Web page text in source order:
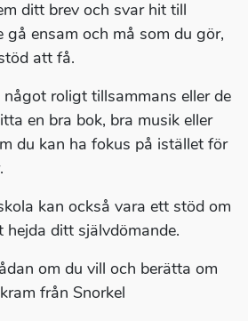
ditt brev och svar hit till
gå ensam och må som du gör,
att få.
roligt tillsammans eller de
en bra bok, bra musik eller
du kan ha fokus på istället för
kan också vara ett stöd om
hejda ditt självdömande.
om du vill och berätta om
från Snorkel